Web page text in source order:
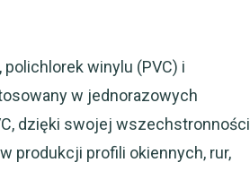
winylu (PVC) i
w jednorazowych
dzięki swojej wszechstronności
produkcji profili okiennych, rur,